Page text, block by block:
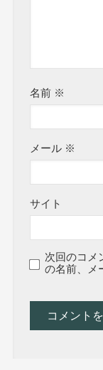
名前 ※
メール ※
サイト
次回のコメ
の名前、メ